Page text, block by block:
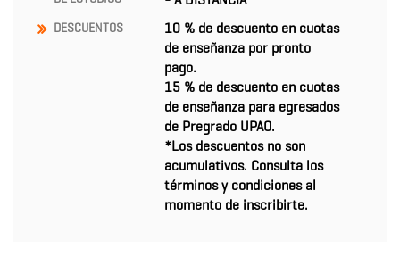
DESCUENTOS
10 % de descuento en cuotas
de enseñanza por pronto
pago.
15 % de descuento en cuotas
de enseñanza para egresados
de Pregrado UPAO.
*Los descuentos no son
acumulativos. Consulta los
términos y condiciones al
momento de inscribirte.